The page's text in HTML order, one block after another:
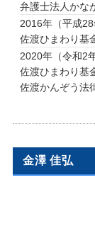
弁護士法人かな
2016年（平成28
佐渡ひまわり基
2020年（令和2
佐渡ひまわり基
佐渡かんぞう
金澤 佳弘